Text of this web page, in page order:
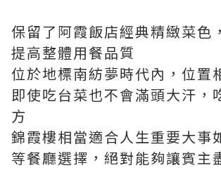
保留了阿霞飯店經典精緻菜色
提高整體用餐品質
位於地標南紡夢時代內，位置
即使吃台菜也不會滿頭大汗，
方
錦霞樓相當適合人生重要大事
等餐廳選擇，絕對能夠讓賓主